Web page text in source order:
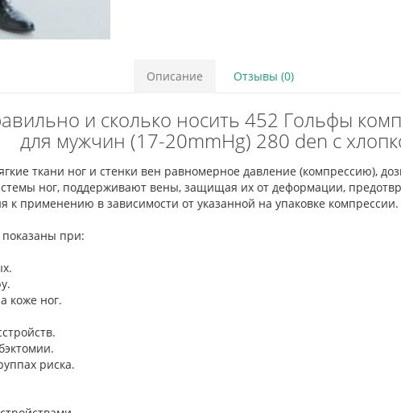
Описание Отзывы (0)
и сколько носить 452 Гольфы
для мужчин (17-20mmHg) 280 den с
ткани ног и стенки вен равномерное давление (компрессию),
ног, поддерживают вены, защищая их от деформации,
к применению в зависимости от указанной на упаковке компрессии.
показаны при:
коже ног.
риска.